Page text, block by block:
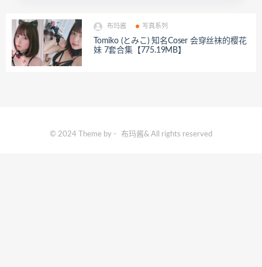
布玛酱 写真系列
Tomiko (とみこ) 知名Coser 会穿丝袜的樱花
妹 7套合集【775.19MB】
© 2024 Theme by - 布玛酱& All rights reserved